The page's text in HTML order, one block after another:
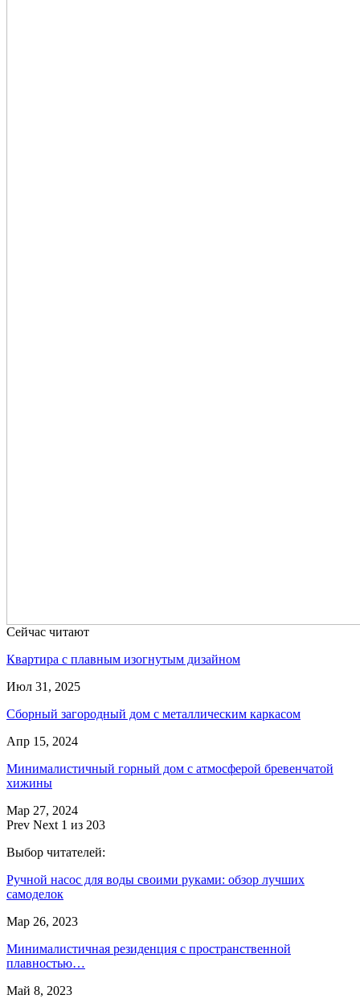
Сейчас читают
Квартира с плавным изогнутым дизайном
Июл 31, 2025
Сборный загородный дом с металлическим каркасом
Апр 15, 2024
Минималистичный горный дом с атмосферой бревенчатой
хижины
Мар 27, 2024
Prev Next 1 из 203
Выбор читателей:
Ручной насос для воды своими руками: обзор лучших
самоделок
Мар 26, 2023
Минималистичная резиденция с пространственной
плавностью…
Май 8, 2023